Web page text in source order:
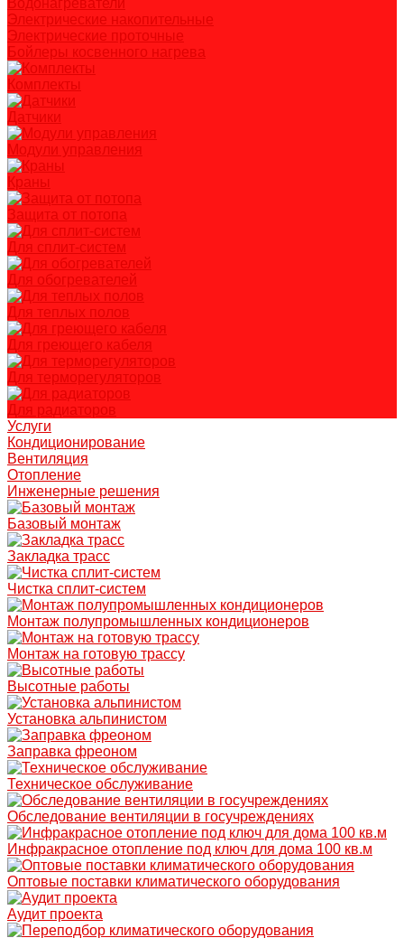
Водонагреватели
Электрические накопительные
Электрические проточные
Бойлеры косвенного нагрева
Комплекты
Датчики
Модули управления
Краны
Защита от потопа
Для сплит-систем
Для обогревателей
Для теплых полов
Для греющего кабеля
Для терморегуляторов
Для радиаторов
Услуги
Кондиционирование
Вентиляция
Отопление
Инженерные решения
Базовый монтаж
Закладка трасс
Чистка сплит-систем
Монтаж полупромышленных кондиционеров
Монтаж на готовую трассу
Высотные работы
Установка альпинистом
Заправка фреоном
Техническое обслуживание
Обследование вентиляции в госучреждениях
Инфракрасное отопление под ключ для дома 100 кв.м
Оптовые поставки климатического оборудования
Аудит проекта